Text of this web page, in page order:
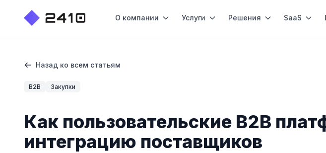
О компании Услуги Решения SaaS
Назад ко всем статьям
B2B Закупки
Как пользовательские B2B
интеграцию поставщиков